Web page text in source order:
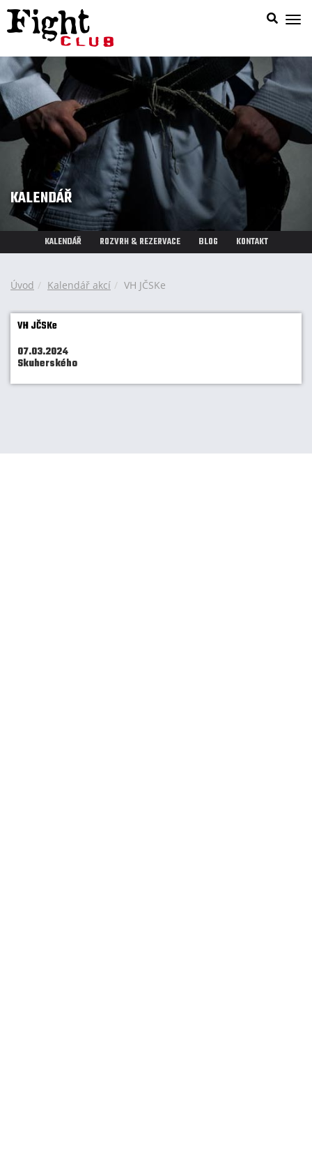
KALENDÁŘ
KALENDÁŘ ROZVRH & REZERVACE BLOG KONTAKT
Úvod Kalendář akcí VH JČSKe
VH JČSKe
07.03.2024
Skuherského